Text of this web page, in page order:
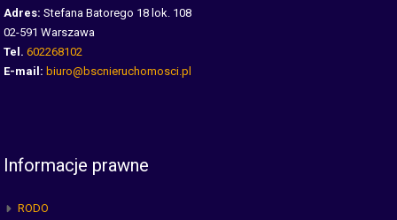
Adres: Stefana Batorego 18 lok. 108
02-591 Warszawa
Tel. 602268102
E-mail: biuro@bscnieruchomosci.pl
Informacje prawne
RODO